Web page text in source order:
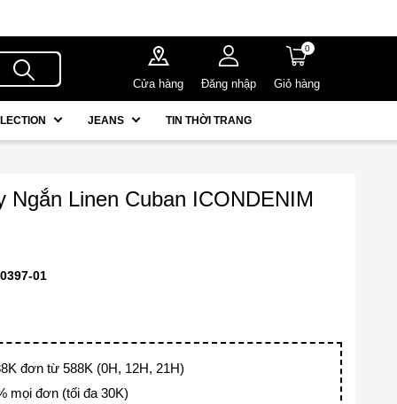
Cửa hàng Đăng nhập
0
Giỏ hàng
JEANS TIN THỜI TRANG
Ngắn Linen Cuban ICONDENIM
01
đơn từ 588K (0H, 12H, 21H)
mọi đơn (tối đa 30K)